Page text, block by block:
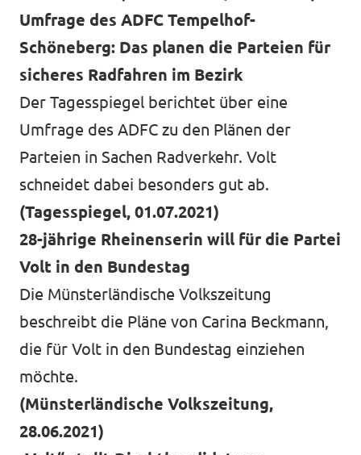
Umfrage des ADFC Tempelhof-
Schöneberg: Das planen die Parteien für
sicheres Radfahren im Bezirk
Der Tagesspiegel berichtet über eine
Umfrage des ADFC zu den Plänen der
Parteien in Sachen Radverkehr. Volt
schneidet dabei besonders gut ab.
(Tagesspiegel, 01.07.2021)
28-jährige Rheinenserin will für die Partei
Volt in den Bundestag
Die Münsterländische Volkszeitung
beschreibt die Pläne von Carina Beckmann,
die für Volt in den Bundestag einziehen
möchte.
(Münsterländische Volkszeitung,
28.06.2021)